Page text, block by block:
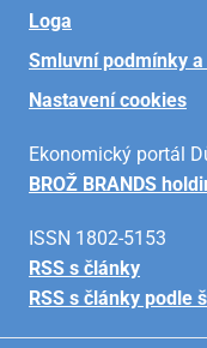
Loga
Smluvní podmínky
Nastavení cookies
Ekonomický portál
BROŽ BRANDS
ISSN 1802-5153
RSS s články
RSS s články podle